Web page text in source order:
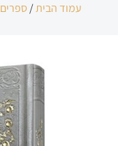
עמוד הבית/ספרים